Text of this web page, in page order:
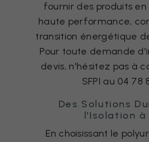
fournir des produits
haute performance,
transition énergétique
Pour toute demande
devis, n'hésitez pas à
SFPI au 04 78
Des Solutions
l'Isolation à
En choisissant le